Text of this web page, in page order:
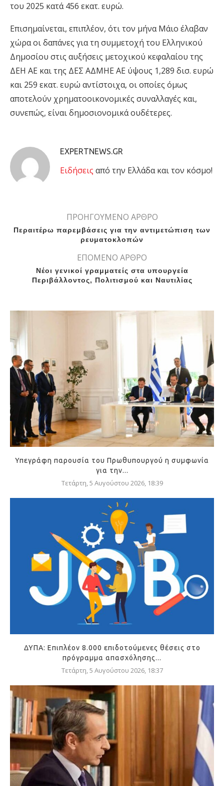
του 2025 κατά 456 εκατ. ευρώ.
Επισημαίνεται, επιπλέον, ότι τον μήνα Μάιο έλαβαν
χώρα οι δαπάνες για τη συμμετοχή του Ελληνικού
Δημοσίου στις αυξήσεις μετοχικού κεφαλαίου της
ΔΕΗ ΑΕ και της ΔΕΣ ΑΔΜΗΕ ΑΕ ύψους 1,289 δισ. ευρώ
και 259 εκατ. ευρώ αντίστοιχα, οι οποίες όμως
αποτελούν χρηματοοικονομικές συναλλαγές και,
συνεπώς, είναι δημοσιονομικά ουδέτερες.
EXPERTNEWS.GR
Eιδήσεις από την Ελλάδα και τον κόσμο!
ΠΡΟΗΓΟΥΜΕΝΟ ΑΡΘΡΟ
Περαιτέρω παρεμβάσεις για την αντιμετώπιση των
ρευματοκλοπών
ΕΠΟΜΕΝΟ ΑΡΘΡΟ
Νέοι γενικοί γραμματείς στα υπουργεία
Περιβάλλοντος, Πολιτισμού και Ναυτιλίας
Υπεγράφη παρουσία του Πρωθυπουργού η συμφωνία
για την...
Τετάρτη, 5 Αυγούστου 2026, 18:39
ΔΥΠΑ: Επιπλέον 8.000 επιδοτούμενες θέσεις στο
πρόγραμμα απασχόλησης...
Τετάρτη, 5 Αυγούστου 2026, 18:37